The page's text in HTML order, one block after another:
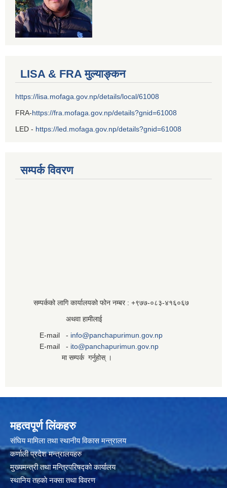
LISA & FRA मुल्याङ्कन
https://lisa.mofaga.gov.np/details/local/61008
FRA-https://fra.mofaga.gov.np/details?gnid=61008
LED - https://led.mofaga.gov.np/details?gnid=61008
सम्पर्क विवरण
सम्पर्कको लागि कार्यालयको फोन नम्बर : +९७७-०८३‍-४१६०६७
अथवा हामीलाई
E-mail - info@panchapurimun.gov.np
E-mail - ito@panchapurimun.gov.np
मा सम्पर्क गर्नुहोस् ।
महत्वपूर्ण लिंकहरु
संघिय मामिला तथा स्थानीय विकास मन्त्रालय
कर्णाली प्रदेश मन्त्रालयहरु
मुख्यमन्त्री तथा मन्त्रिपरिषद्को कार्यालय
स्थानिय तहकाे नक्सा तथा विवरण